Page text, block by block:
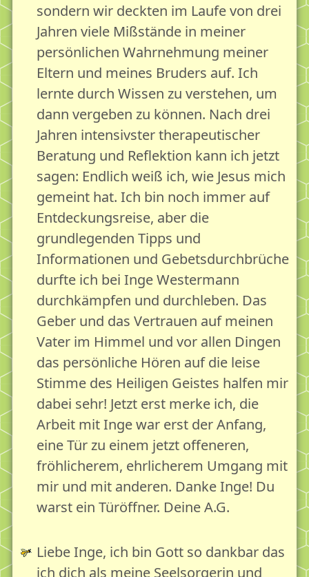
sondern wir deckten im Laufe von drei
Jahren viele Mißstände in meiner
persönlichen Wahrnehmung meiner
Eltern und meines Bruders auf. Ich
lernte durch Wissen zu verstehen, um
dann vergeben zu können. Nach drei
Jahren intensivster therapeutischer
Beratung und Reflektion kann ich jetzt
sagen: Endlich weiß ich, wie Jesus mich
gemeint hat. Ich bin noch immer auf
Entdeckungsreise, aber die
grundlegenden Tipps und
Informationen und Gebetsdurchbrüche
durfte ich bei Inge Westermann
durchkämpfen und durchleben. Das
Geber und das Vertrauen auf meinen
Vater im Himmel und vor allen Dingen
das persönliche Hören auf die leise
Stimme des Heiligen Geistes halfen mir
dabei sehr! Jetzt erst merke ich, die
Arbeit mit Inge war erst der Anfang,
eine Tür zu einem jetzt offeneren,
fröhlicherem, ehrlicherem Umgang mit
mir und mit anderen. Danke Inge! Du
warst ein Türöffner. Deine A.G.
Liebe Inge, ich bin Gott so dankbar das
ich dich als meine Seelsorgerin und